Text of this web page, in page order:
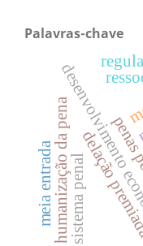
Palavras-chave
humanização da penadelação
sistema penal
meia entrada